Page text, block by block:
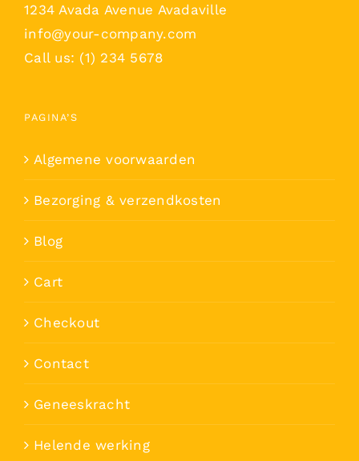
1234 Avada Avenue Avadaville
info@your-company.com
Call us: (1) 234 5678
PAGINA’S
Algemene voorwaarden
Bezorging & verzendkosten
Blog
Cart
Checkout
Contact
Geneeskracht
Helende werking